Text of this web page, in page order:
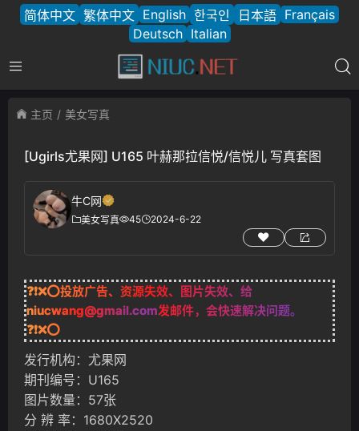
简体中文 繁体中文 English 한국인 日本語 Français
Deutsch Italian
主页 美女写真
[Ugirls尤果网] U165 叶赫那拉信悦/信悦儿 写真套图
牛C网
美女写真 45 2024-6-22
❓❗❌⭕投放广告、资源失效、图片失效、给
niucwang@gmail.com发邮件，会快速解决问题。
❓❗❌⭕
发行机构：尤果网
期刊编号：U165
图片数量：57张
分 辨 率：1680X2520